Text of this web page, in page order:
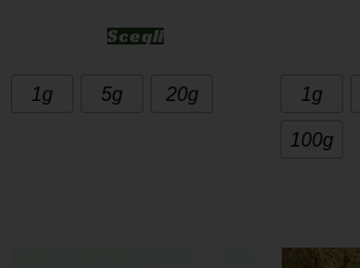
Scegli
1g 5g 20g 1g
100g